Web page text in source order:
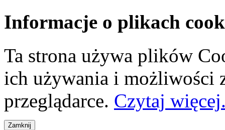
Informacje o plikach
Ta strona używa plików
ich używania i możliwości
przeglądarce. Czytaj